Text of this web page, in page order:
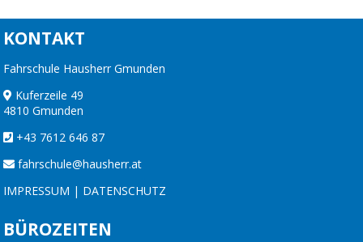
KONTAKT
Fahrschule Hausherr Gmunden
Kuferzeile 49
4810 Gmunden
+43 7612 646 87
fahrschule@hausherr.at
IMPRESSUM | DATENSCHUTZ
BÜROZEITEN